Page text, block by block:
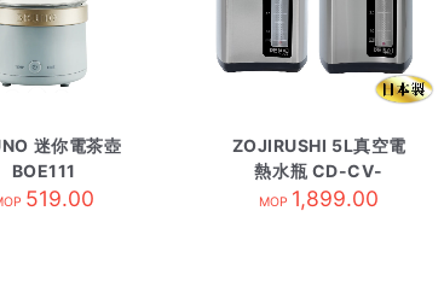
迷你電茶壺
BOE111
519.00
ZOJIRUSHI 5L真空電
熱水瓶 CD-CV-
JAQ50-XB
MOP 1,899.00